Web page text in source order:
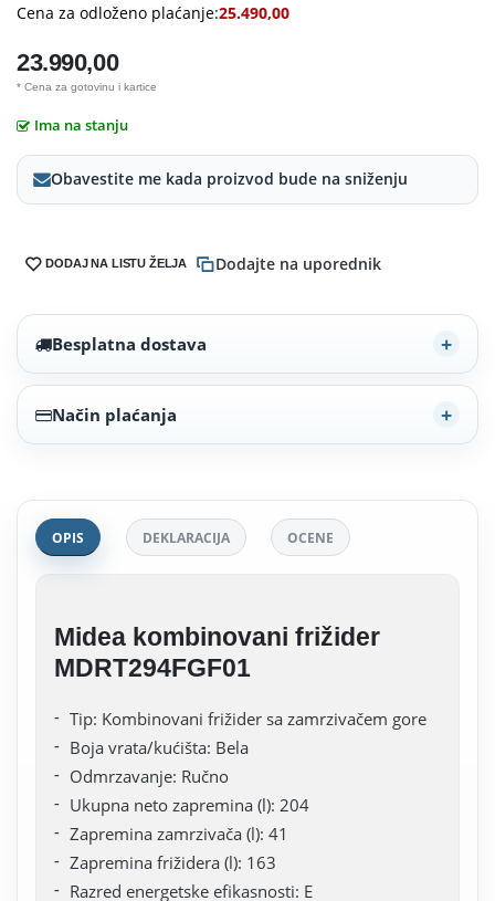
Cena za odloženo plaćanje:25.490,00
23.990,00
* Cena za gotovinu i kartice
Ima na stanju
Obavestite me kada proizvod bude na sniženju
DODAJ NA LISTU ŽELJA Dodajte na uporednik
Besplatna dostava
Način plaćanja
OPIS DEKLARACIJA OCENE
Midea kombinovani frižider
MDRT294FGF01
Tip: Kombinovani frižider sa zamrzivačem gore
Boja vrata/kućišta: Bela
Odmrzavanje: Ručno
Ukupna neto zapremina (l): 204
Zapremina zamrzivača (l): 41
Zapremina frižidera (l): 163
Razred energetske efikasnosti: E